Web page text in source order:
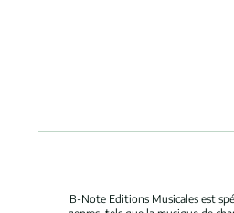
B-Note Editions Musicales est